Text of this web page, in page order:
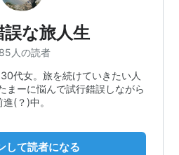
誤な旅人生
人の読者
代女。旅を続けていきたい人
まーに悩んで試行錯誤しながら
進(？)中。
して読者になる